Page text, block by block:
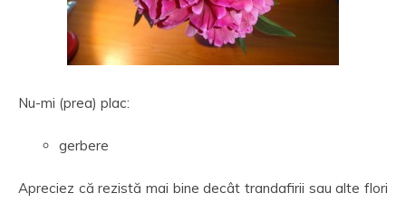
Nu-mi (prea) plac:
gerbere
Apreciez că rezistă mai bine decât trandafirii sau alte flori